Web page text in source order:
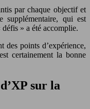
par chaque objectif et
qui est
» a été accomplie.
des points d’expérience,
certainement la bonne
sur la